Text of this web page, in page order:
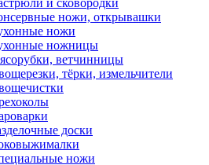
и сковородки
ножи, открывашки
ножи
ножницы
ветчинницы
тёрки, измельчители
доски
ножи